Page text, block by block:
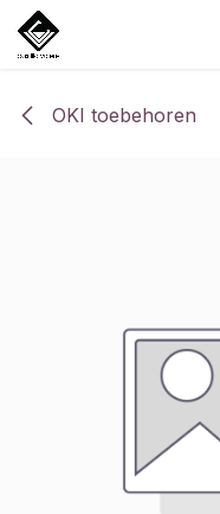
Overslaan naar inhoud
OKI toebehoren